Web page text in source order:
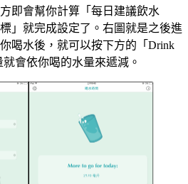
即會幫你計算「每日建議飲水
」就完成設定了。右圖就是之後進
喝水後，就可以按下方的「Drink
會依你喝的水量來遞減。